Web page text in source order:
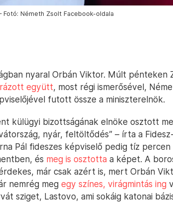
Németh Zsolt Facebook-oldala
nyaral Orbán Viktor. Múlt pénteken
együtt, most régi ismerősével,
futott össze a miniszterelnök.
külügyi bizottságának elnöke osztott
nyár, feltöltődés” – írta a
Pál fideszes képviselő pedig tíz percen
és meg is osztotta a képet. A
már csak azért is, mert Orbán
nemrég meg egy színes, virágmintás ing
sziget, Lastovo, ami sokáig katonai